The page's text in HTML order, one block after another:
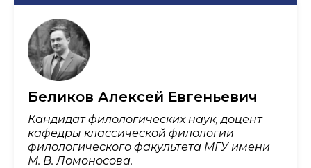
Беликов Алексей Евгеньевич
Кандидат филологических наук, доцент
кафедры классической филологии
филологического факультета МГУ имени
М. В. Ломоносова.